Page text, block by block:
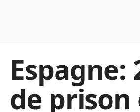
Espagne:
de prison